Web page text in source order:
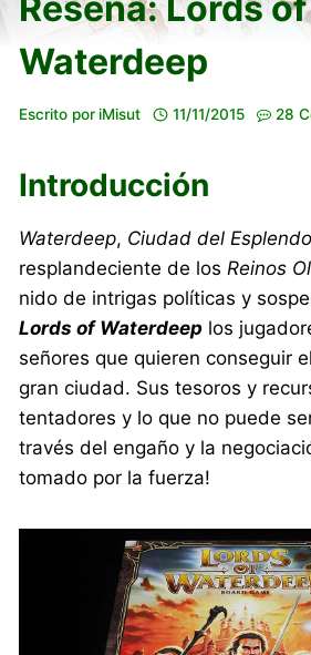
Waterdeep
Escrito por iMisut 11/11/2015 28
Introducción
Waterdeep, Ciudad del
resplandeciente de losReinos
nido de intrigas políticas y
Lords of Waterdeep los
señores que quieren conseguir
gran ciudad. Sus tesoros y
tentadores y lo que no puede
través del engaño y la
tomado por la fuerza!